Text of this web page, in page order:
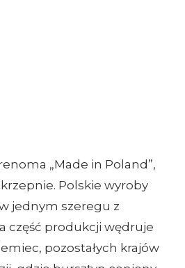
„Made in Poland”,
Polskie wyroby
jednym szeregu z
część produkcji wędruje
pozostałych krajów